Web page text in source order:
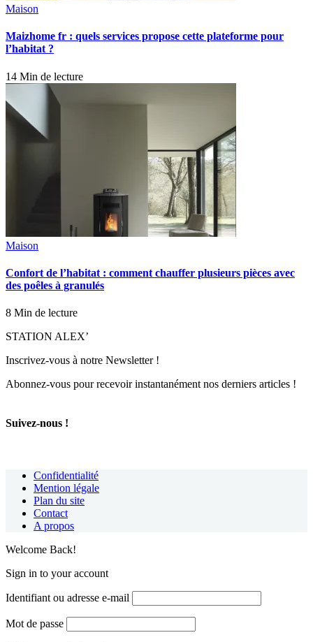
Maison
Maizhome fr : quels services propose cette plateforme pour
l’habitat ?
14 Min de lecture
Maison
Confort de l’habitat : comment chauffer plusieurs pièces avec
des poêles à granulés
8 Min de lecture
STATION ALEX’
Inscrivez-vous à notre Newsletter !
Abonnez-vous pour recevoir instantanément nos derniers articles !
Suivez-nous !
Confidentialité
Mention légale
Plan du site
Contact
A propos
Welcome Back!
Sign in to your account
Identifiant ou adresse e-mail
Mot de passe